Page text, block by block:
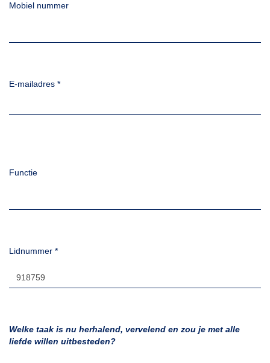
Mobiel nummer
E-mailadres *
Functie
Lidnummer *
Welke taak is nu herhalend, vervelend en zou je met alle
liefde willen uitbesteden?